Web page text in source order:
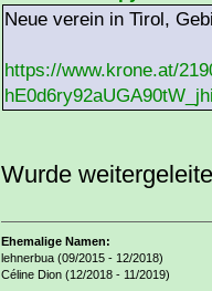
Neue verein in Tirol,
https://www.krone.at/
Wurde
Ehemalige Namen:
lehnerbua (09/2015 - 12/2018)
Céline Dion (12/2018 - 11/2019)